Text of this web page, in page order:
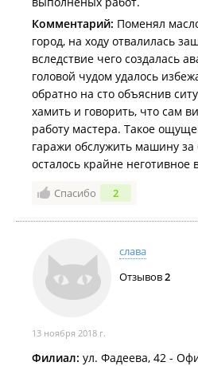
Комментарий: Поменял
город, на ходу отвалилась
вследствие чего создалась
головой чудом удалось
обратно на сто объяснив
хамить и говорить, что сам
работу мастера. Такое
гаражи обслужить машину за
осталось крайне неготивное
Спасибо 2
слава
Отзывов2
13 ноября 2018 г.
Филиал: ул. Фадеева, 42 -